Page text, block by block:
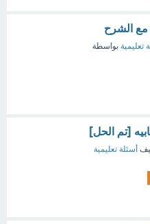
مع الشرح
تعليمية بواسطة
[تم الحل]
أسئلة تعليمية